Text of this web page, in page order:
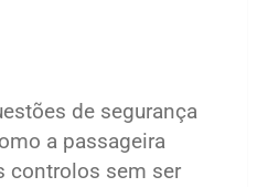
de segurança
a passageira
controlos sem ser